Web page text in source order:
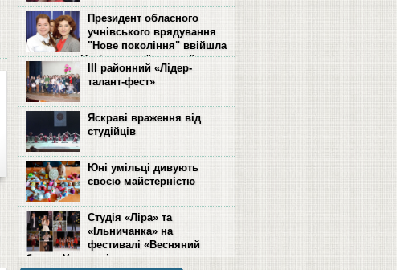
Президент обласного
учнівського врядування
"Нове покоління" ввійшла
до складу Національної дитячої ради
ІІІ районний «Лідер-
талант-фест»
Яскраві враження від
студійців
Юні умільці дивують
своєю майстерністю
Студія «Ліра» та
«Ільничанка» на
фестивалі «Весняний
бал» в Ужгороді